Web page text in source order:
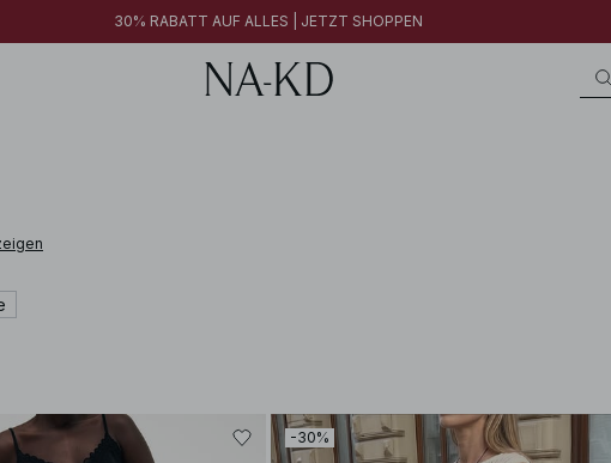
30% RABATT AUF ALLES | JETZT SHOPPEN
-30%